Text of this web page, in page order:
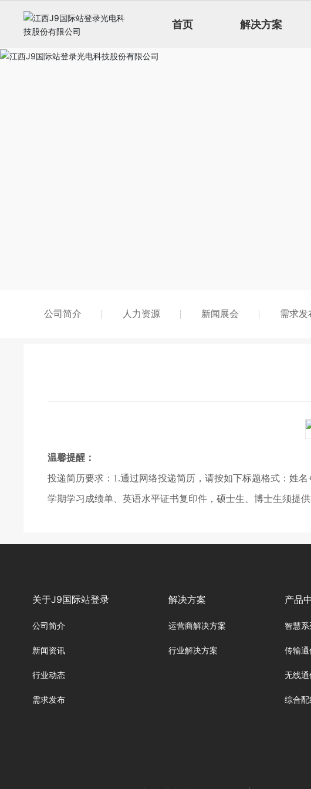
首页 解决方案
公司简介 人力资源 新闻展会 需求发
温馨提醒：
投递简历要求：1.通过网络投递简历，请按如下标题格式
学期学习成绩单、英语水平证书复印件，硕士生、博士生须
关于J9国际站登录
公司简介
新闻资讯
行业动态
需求发布
解决方案
运营商解决方案
行业解决方案
产品
智慧系
传输通
无线通
综合配